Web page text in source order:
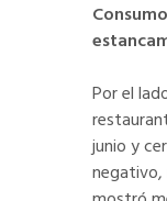
Por el
junio y